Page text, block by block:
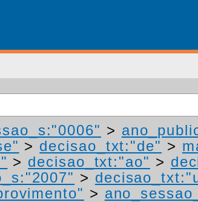
>
> decisao_txt:"de" >
> decisao_txt:"ao" >
>
>